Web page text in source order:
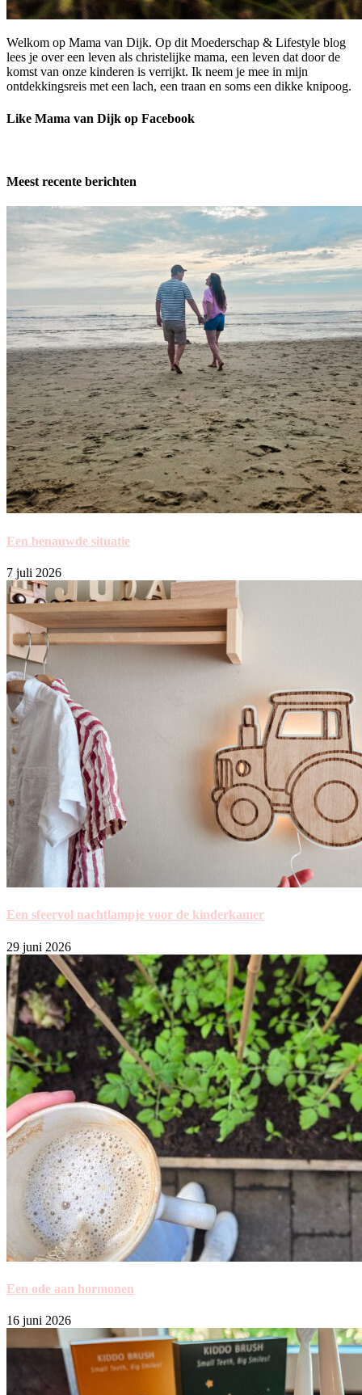
Welkom op Mama van Dijk. Op dit Moederschap & Lifestyle blog
lees je over een leven als christelijke mama, een leven dat door de
komst van onze kinderen is verrijkt. Ik neem je mee in mijn
ontdekkingsreis met een lach, een traan en soms een dikke knipoog.
Like Mama van Dijk op Facebook
Meest recente berichten
Een benauwde situatie
7 juli 2026
Een sfeervol nachtlampje voor de kinderkamer
29 juni 2026
Een ode aan hormonen
16 juni 2026